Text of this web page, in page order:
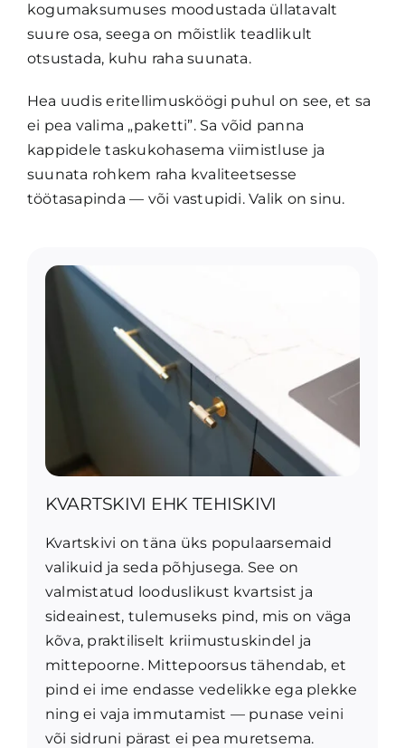
kogumaksumuses moodustada üllatavalt
suure osa, seega on mõistlik teadlikult
otsustada, kuhu raha suunata.
Hea uudis eritellimusköögi puhul on see, et sa
ei pea valima „paketti”. Sa võid panna
kappidele taskukohasema viimistluse ja
suunata rohkem raha kvaliteetsesse
töötasapinda — või vastupidi. Valik on sinu.
KVARTSKIVI EHK TEHISKIVI
Kvartskivi on täna üks populaarsemaid
valikuid ja seda põhjusega. See on
valmistatud looduslikust kvartsist ja
sideainest, tulemuseks pind, mis on väga
kõva, praktiliselt kriimustuskindel ja
mittepoorne. Mittepoorsus tähendab, et
pind ei ime endasse vedelikke ega plekke
ning ei vaja immutamist — punase veini
või sidruni pärast ei pea muretsema.